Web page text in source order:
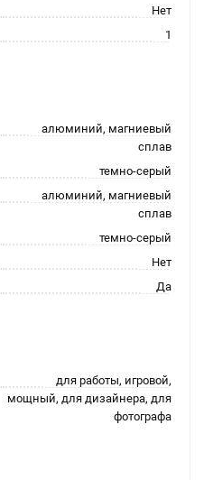
Нет
1
алюминий, магниевый
сплав
темно-серый
алюминий, магниевый
сплав
темно-серый
Нет
Да
для работы, игровой,
мощный, для дизайнера, для
фотографа